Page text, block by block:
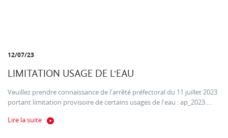
12/07/23
LIMITATION USAGE DE L'EAU
Veuillez prendre connaissance de l'arrêté préfectoral du 11 juillet 2023
portant limitation provisoire de certains usages de l'eau : ap_2023....
Lire la suite